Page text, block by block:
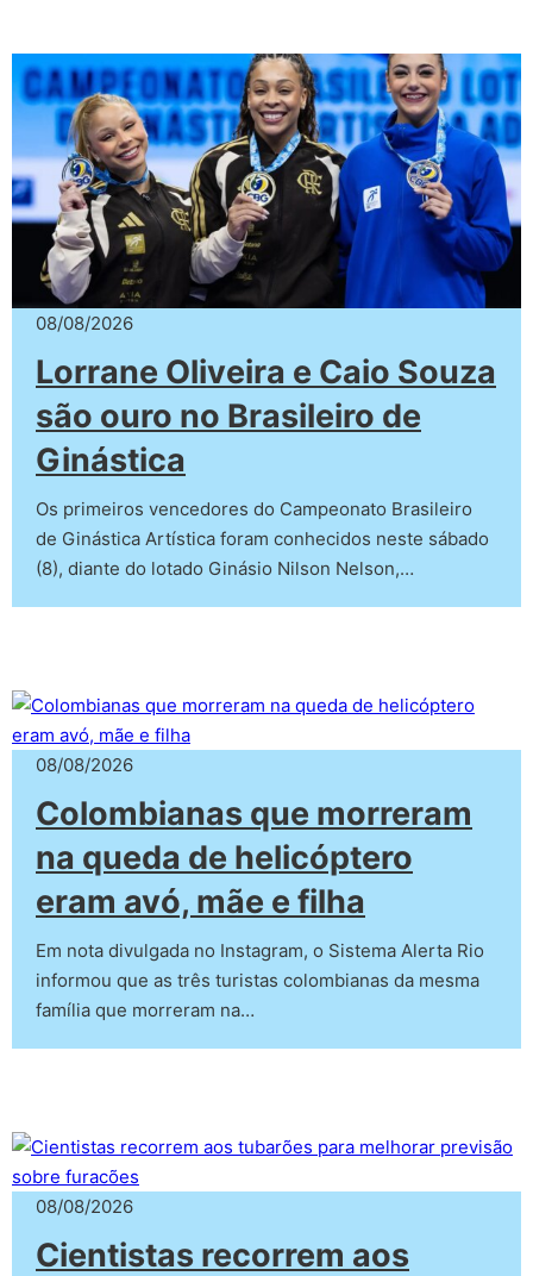
08/08/2026
Lorrane Oliveira e Caio Souza
são ouro no Brasileiro de
Ginástica
Os primeiros vencedores do Campeonato Brasileiro
de Ginástica Artística foram conhecidos neste sábado
(8), diante do lotado Ginásio Nilson Nelson,…
08/08/2026
Colombianas que morreram
na queda de helicóptero
eram avó, mãe e filha
Em nota divulgada no Instagram, o Sistema Alerta Rio
informou que as três turistas colombianas da mesma
família que morreram na…
08/08/2026
Cientistas recorrem aos